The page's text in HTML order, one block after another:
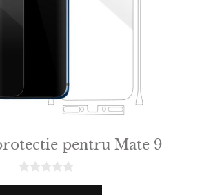
pentru Mate 9
0